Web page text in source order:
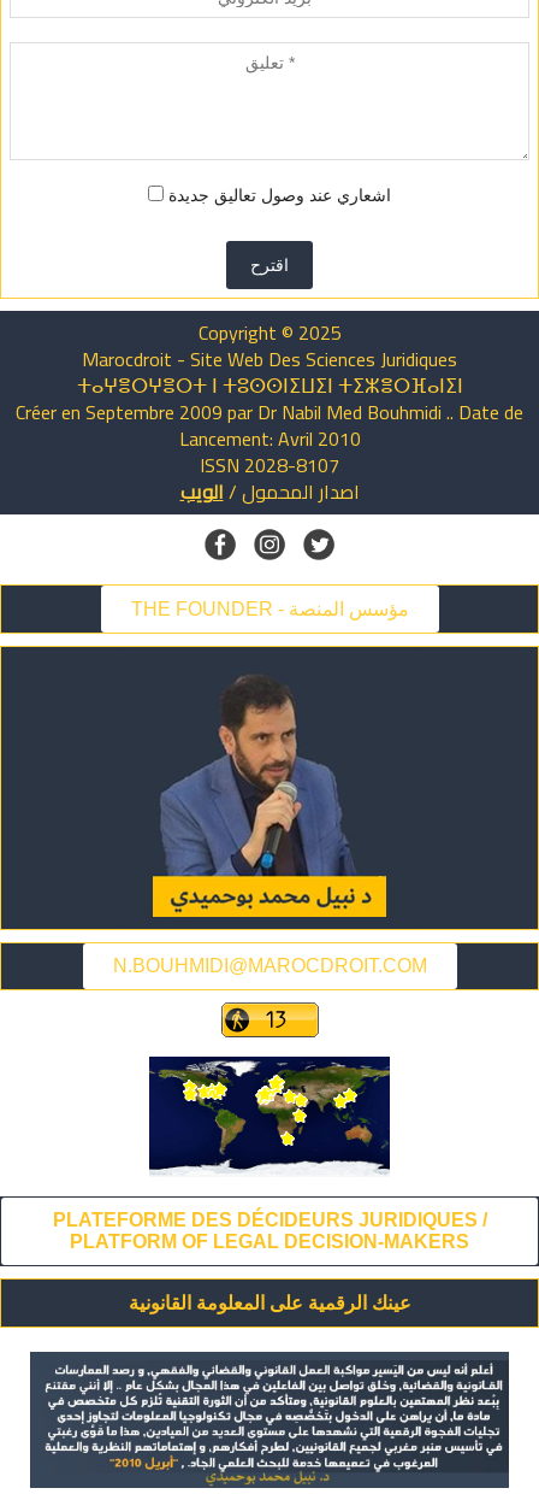
اشعاري عند وصول تعاليق جديدة
اقترح
Copyright © 2025
Marocdroit - Site Web Des Sciences Juridiques
ⵜⴰⵖⴻⵔⵖⴻⵔⵜ ⵏ ⵜⵓⵙⵙⵏⵉⵡⵉⵏ ⵜⵉⵣⴻⵔⴼⴰⵏⵉⵏ
Créer en Septembre 2009 par Dr Nabil Med Bouhmidi .. Date de
Lancement: Avril 2010
ISSN 2028-8107
اصدار المحمول/الويب
THE FOUNDER - مؤسس المنصة
N.BOUHMIDI@MAROCDROIT.COM
PLATEFORME DES DÉCIDEURS JURIDIQUES /
PLATFORM OF LEGAL DECISION-MAKERS
عينك الرقمية على المعلومة القانونية